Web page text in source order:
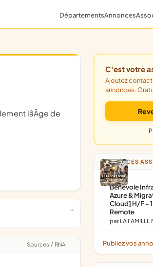
DépartementsAnnonces
Sources / RNA
C'est votre
Ajoutez contact, activités, photos et
annonces.
ANNONCES
Bénévole
Azure &
Cloud] H/F -
Remote
par LA
Publiez vos